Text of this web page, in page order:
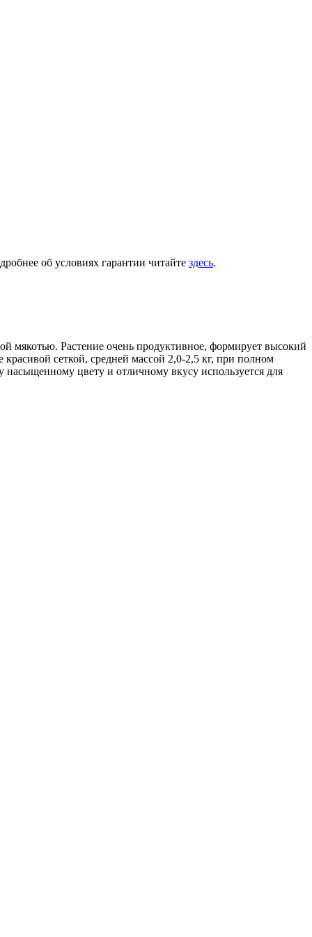
об условиях гарантии читайте здесь.
мякотью. Растение очень продуктивное, формирует высокий
сеткой, средней массой 2,0-2,5 кг, при полном
насыщенному цвету и отличному вкусу используется для